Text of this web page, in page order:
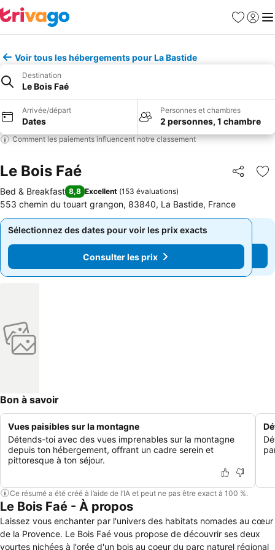
Favoris
Se
Voir tous les hébergements pour La Bastide
Destination
Le Bois Faé
Arrivée/départ
Dates
Personnes et chambres
2 personnes, 1 chambre
Comment les paiements influencent notre classement
Le Bois Faé Partager
Bed & Breakfast 8,8 Excellent (153 évaluations)
553 chemin du touart grangon, 83840, La Bastide, France
Sélectionnez des dates pour voir les prix exacts
Consulter les prix
Sélectionnez des dates pour voir les prix exacts
Consulter les prix
Bon à savoir
Vues paisibles sur la montagne
Détends-toi avec des vues imprenables sur la montagne
depuis ton hébergement, offrant un cadre serein et
pittoresque à ton séjour.
Ce résumé a été créé à l’aide de l’IA et peut ne pas être exact à 100 %.
Le Bois Faé - À propos
Laissez vous enchanter par l'univers des habitats nomades au cœur
de la Provence. Le Bois Faé vous propose de découvrir ses deux
yourtes nichées à l'orée d'un bois au coeur du parc naturel régional